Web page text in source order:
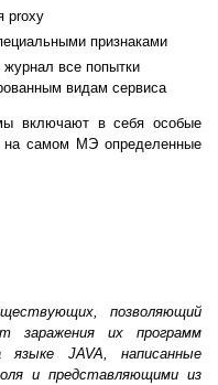
proxy
признаками
журнал все попытки
видам сервиса
включают в себя особые
на самом МЭ определенные
позволяющий
заражения их программ
языке JAVA, написанные
и представляющими из